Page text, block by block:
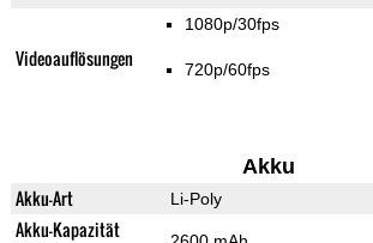
Videoauflösungen
1080p/30fps
720p/60fps
Akku
Akku-Art Li-Poly
Akku-Kapazität